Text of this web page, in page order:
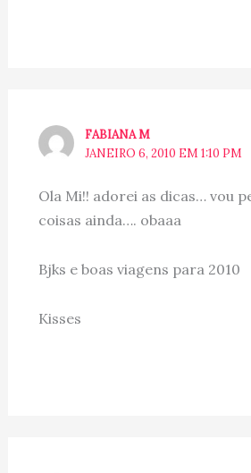
FABIANA M
JANEIRO 6, 2010 EM 1:10 PM
Ola Mi!! adorei as dicas… vou
coisas ainda…. obaaa
Bjks e boas viagens para 2010
Kisses